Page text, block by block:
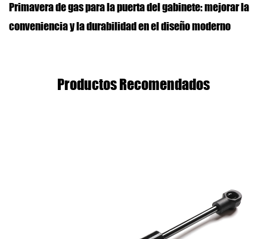
Primavera de gas para la puerta del gabinete: mejorar la
conveniencia y la durabilidad en el diseño moderno
Productos Recomendados